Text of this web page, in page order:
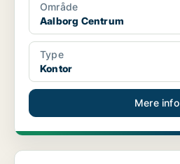
Område
Aalborg Centrum
Type
Kontor
Mere info
Erhvervslokaler i Aalborg